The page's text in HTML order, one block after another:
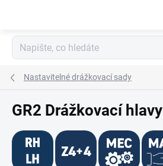
Nastavitelné drážkovací sady
GR2 Drážkovací hlavy